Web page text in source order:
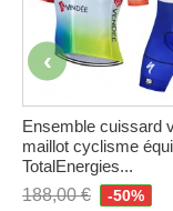
Ensemble cuissard
maillot cyclisme
TotalEnergies...
188,00 €
-50%